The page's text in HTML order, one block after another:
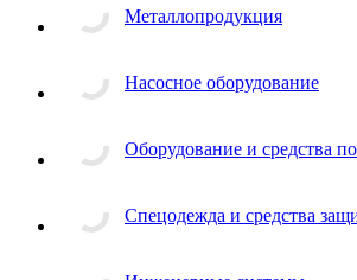
Металлопродукция
Насосное оборудование
Оборудование и средства
Спецодежда и средства